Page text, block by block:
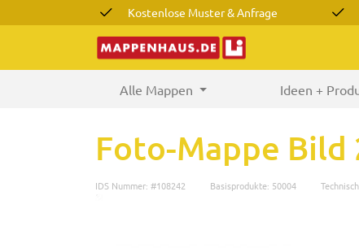
Kostenlose Muster & Anfrage
Alle Mappen (current) Ideen +
Foto-Mappe Bild
IDS Nummer: #108242 Basisprodukte: 50004